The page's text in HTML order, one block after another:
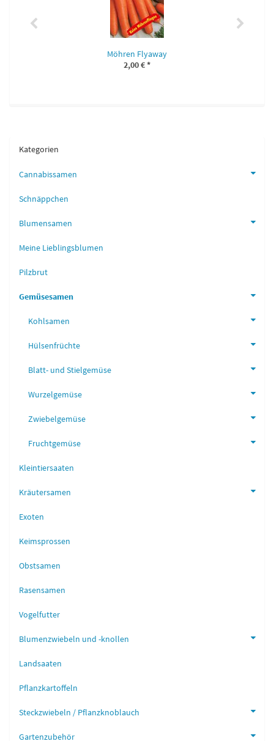
Möhren Flyaway
2,00 €*
Kategorien
Cannabissamen
Schnäppchen
Blumensamen
Meine Lieblingsblumen
Pilzbrut
Gemüsesamen
Kohlsamen
Hülsenfrüchte
Blatt- und Stielgemüse
Wurzelgemüse
Zwiebelgemüse
Fruchtgemüse
Kleintiersaaten
Kräutersamen
Exoten
Keimsprossen
Obstsamen
Rasensamen
Vogelfutter
Blumenzwiebeln und -knollen
Landsaaten
Pflanzkartoffeln
Steckzwiebeln / Pflanzknoblauch
Gartenzubehör